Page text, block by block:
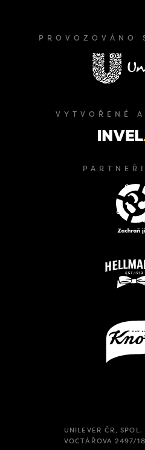
PROVOZOVÁNO
VYTVOŘENÉ
UNILEVER ČR, SPOL.
VOCTÁŘOVA 2497/